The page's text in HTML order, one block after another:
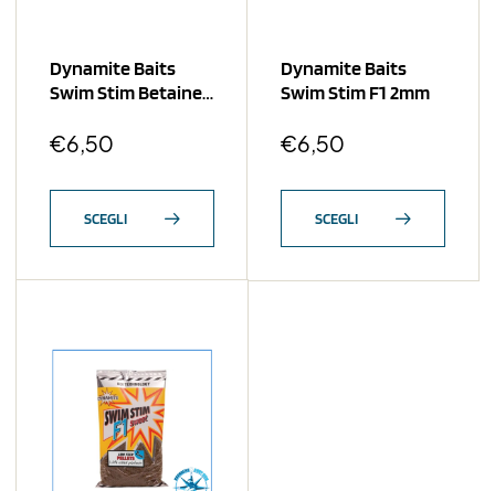
Dynamite Baits
Swim Stim Betaine
€6,50
SCEGLI
Dynamite Baits
Swim Stim F1 2mm
€6,50
SCEGLI